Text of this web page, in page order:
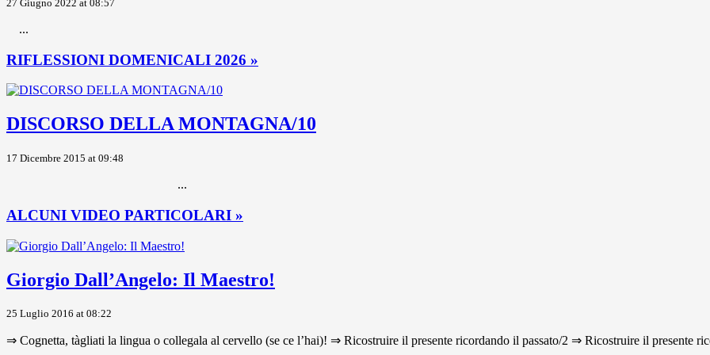
27 Giugno 2022 at 08:57
...
RIFLESSIONI DOMENICALI 2026 »
DISCORSO DELLA MONTAGNA/10
17 Dicembre 2015 at 09:48
...
ALCUNI VIDEO PARTICOLARI »
Giorgio Dall’Angelo: Il Maestro!
25 Luglio 2016 at 08:22
⇒ Cognetta, tàgliati la lingua o collegala al cervello (se ce l’hai)! ⇒ Ricostruire il presente ricordando il passato/2 ⇒ Ricostruire il presente